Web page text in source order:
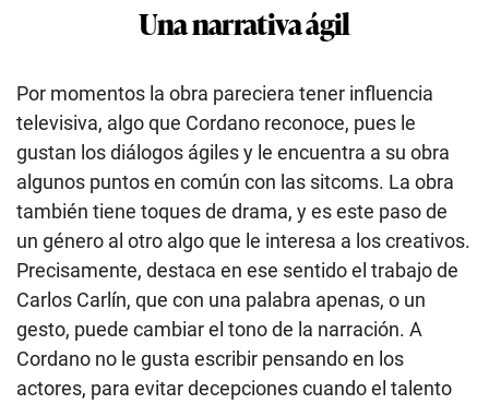
Una narrativa ágil
Por momentos la obra pareciera tener influencia
televisiva, algo que Cordano reconoce, pues le
gustan los diálogos ágiles y le encuentra a su obra
algunos puntos en común con las sitcoms. La obra
también tiene toques de drama, y es este paso de
un género al otro algo que le interesa a los creativos.
Precisamente, destaca en ese sentido el trabajo de
Carlos Carlín, que con una palabra apenas, o un
gesto, puede cambiar el tono de la narración. A
Cordano no le gusta escribir pensando en los
actores, para evitar decepciones cuando el talento